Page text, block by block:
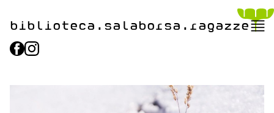
biblioteca.​salaborsa.ragazze